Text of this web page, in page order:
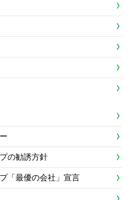
の勧誘方針
「最優の会社」宣言